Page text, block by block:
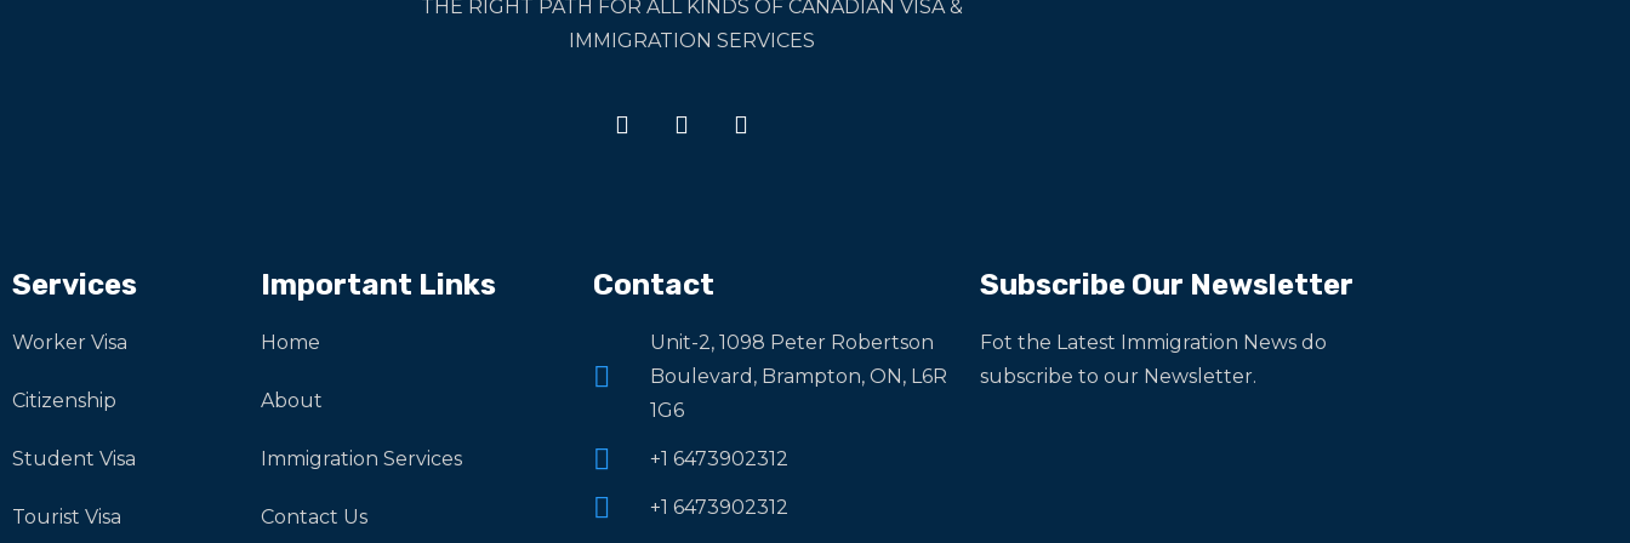
THE RIGHT PATH FOR ALL KINDS OF CANADIAN VISA &
IMMIGRATION SERVICES
Services
Worker Visa
Citizenship
Student Visa
Tourist Visa
Important Links
Home
About
Immigration Services
Contact Us
Contact
Unit-2, 1098 Peter Robertson
Boulevard, Brampton, ON, L6R
1G6
+1 6473902312
+1 6473902312
Subscribe Our Newsletter
Fot the Latest Immigration News do
subscribe to our Newsletter.